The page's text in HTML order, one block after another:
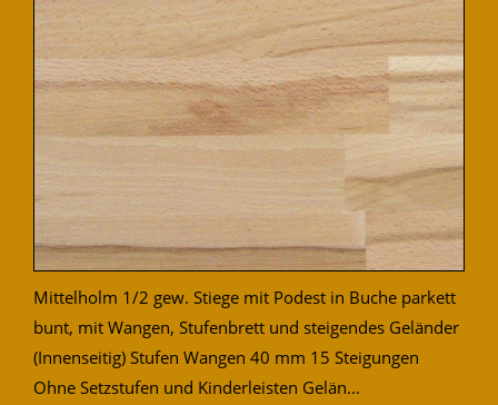
Mittelholm 1/2 gew. Stiege mit Podest in Buche parkett
bunt, mit Wangen, Stufenbrett und steigendes Geländer
(Innenseitig) Stufen Wangen 40 mm 15 Steigungen
Ohne Setzstufen und Kinderleisten Gelän...